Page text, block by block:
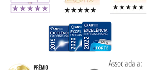
Associada a: